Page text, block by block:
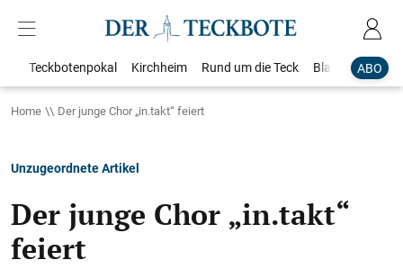
ABO
Teckbotenpokal Kirchheim Rund um die Teck Blaulicht
Home Der junge Chor „in.takt“ feiert
Unzugeordnete Artikel
Der junge Chor „in.takt“
feiert